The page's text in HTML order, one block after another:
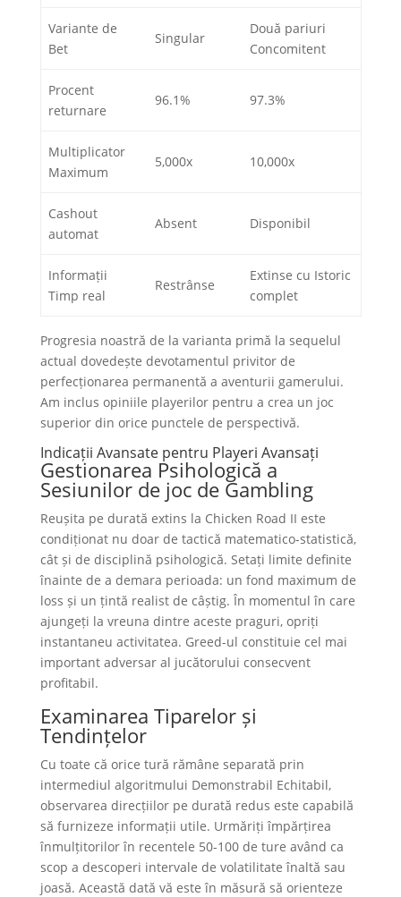
Variante de
Bet
Singular
Două pariuri
Concomitent
Procent
returnare
96.1% 97.3%
Multiplicator
Maximum
5,000x 10,000x
Cashout
automat
Absent Disponibil
Informații
Timp real
Restrânse
Extinse cu Istoric
complet
Progresia noastră de la varianta primă la sequelul
actual dovedește devotamentul privitor de
perfecționarea permanentă a aventurii gamerului.
Am inclus opiniile playerilor pentru a crea un joc
superior din orice punctele de perspectivă.
Indicații Avansate pentru Playeri Avansați
Gestionarea Psihologică a
Sesiunilor de joc de Gambling
Reușita pe durată extins la Chicken Road II este
condiționat nu doar de tactică matematico-statistică,
cât și de disciplină psihologică. Setați limite definite
înainte de a demara perioada: un fond maximum de
loss și un țintă realist de câștig. În momentul în care
ajungeți la vreuna dintre aceste praguri, opriți
instantaneu activitatea. Greed-ul constituie cel mai
important adversar al jucătorului consecvent
profitabil.
Examinarea Tiparelor și
Tendințelor
Cu toate că orice tură rămâne separată prin
intermediul algoritmului Demonstrabil Echitabil,
observarea direcțiilor pe durată redus este capabilă
să furnizeze informații utile. Urmăriți împărțirea
înmulțitorilor în recentele 50-100 de ture având ca
scop a descoperi intervale de volatilitate înaltă sau
joasă. Această dată vă este în măsură să orienteze